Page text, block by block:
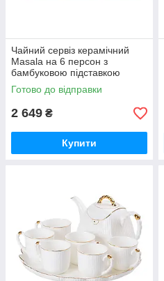
Чайний сервіз керамічний
Masala на 6 персон з
бамбуковою підставкою
Готово до відправки
2 649 ₴
Купити